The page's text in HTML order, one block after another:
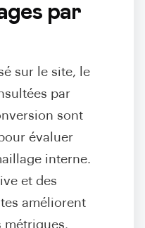
par
sur le site, le
par
sont
évaluer
interne.
et des
améliorent
métriques.